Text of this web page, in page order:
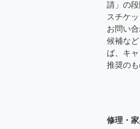
請」の
スチケ
お問い
候補な
ば、キ
推奨の
修理・